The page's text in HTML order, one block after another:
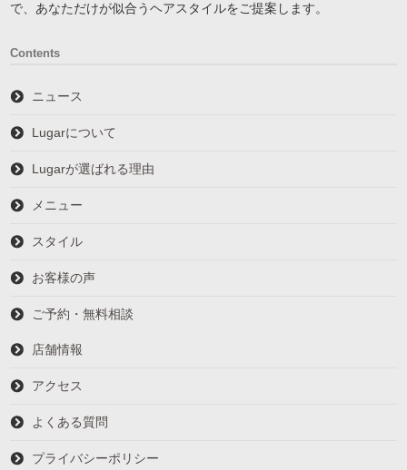
で、あなただけが似合うヘアスタイルをご提案します。
Contents
ニュース
Lugarについて
Lugarが選ばれる理由
メニュー
スタイル
お客様の声
ご予約・無料相談
店舗情報
アクセス
よくある質問
プライバシーポリシー